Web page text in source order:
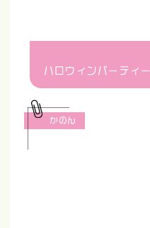
ハロウィンパーティー
かのん